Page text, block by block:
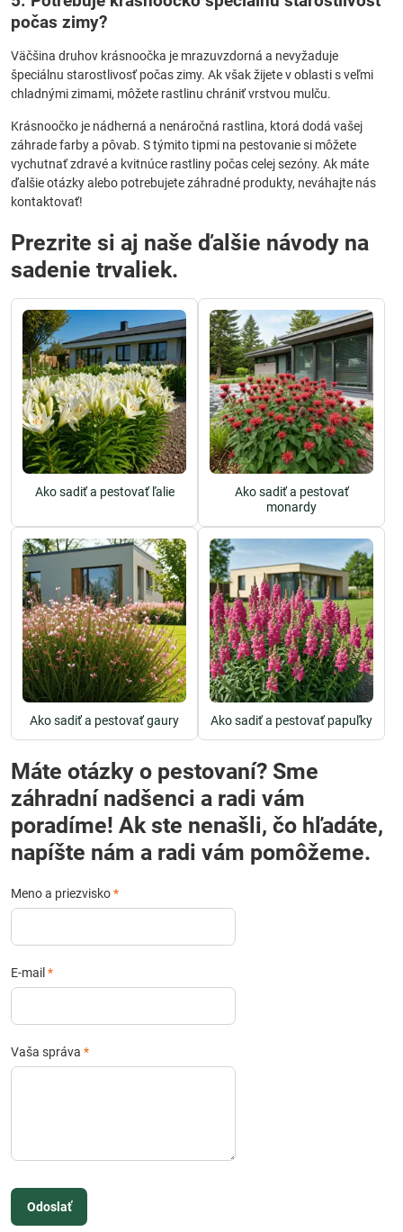
počas zimy?
Väčšina druhov krásnoočka je mrazuvzdorná a nevyžaduje
špeciálnu starostlivosť počas zimy. Ak však žijete v oblasti s veľmi
chladnými zimami, môžete rastlinu chrániť vrstvou mulču.
Krásnoočko je nádherná a nenáročná rastlina, ktorá dodá vašej
záhrade farby a pôvab. S týmito tipmi na pestovanie si môžete
vychutnať zdravé a kvitnúce rastliny počas celej sezóny. Ak máte
ďalšie otázky alebo potrebujete záhradné produkty, neváhajte nás
kontaktovať!
Prezrite si aj naše ďalšie návody na
sadenie trvaliek.
Ako sadiť a pestovať ľalie
Ako sadiť a pestovať
monardy
Ako sadiť a pestovať gaury Ako sadiť a pestovať papuľky
Máte otázky o pestovaní? Sme
záhradní nadšenci a radi vám
poradíme! Ak ste nenašli, čo hľadáte,
napíšte nám a radi vám pomôžeme.
Meno a priezvisko*
E-mail *
Vaša správa *
Odoslať